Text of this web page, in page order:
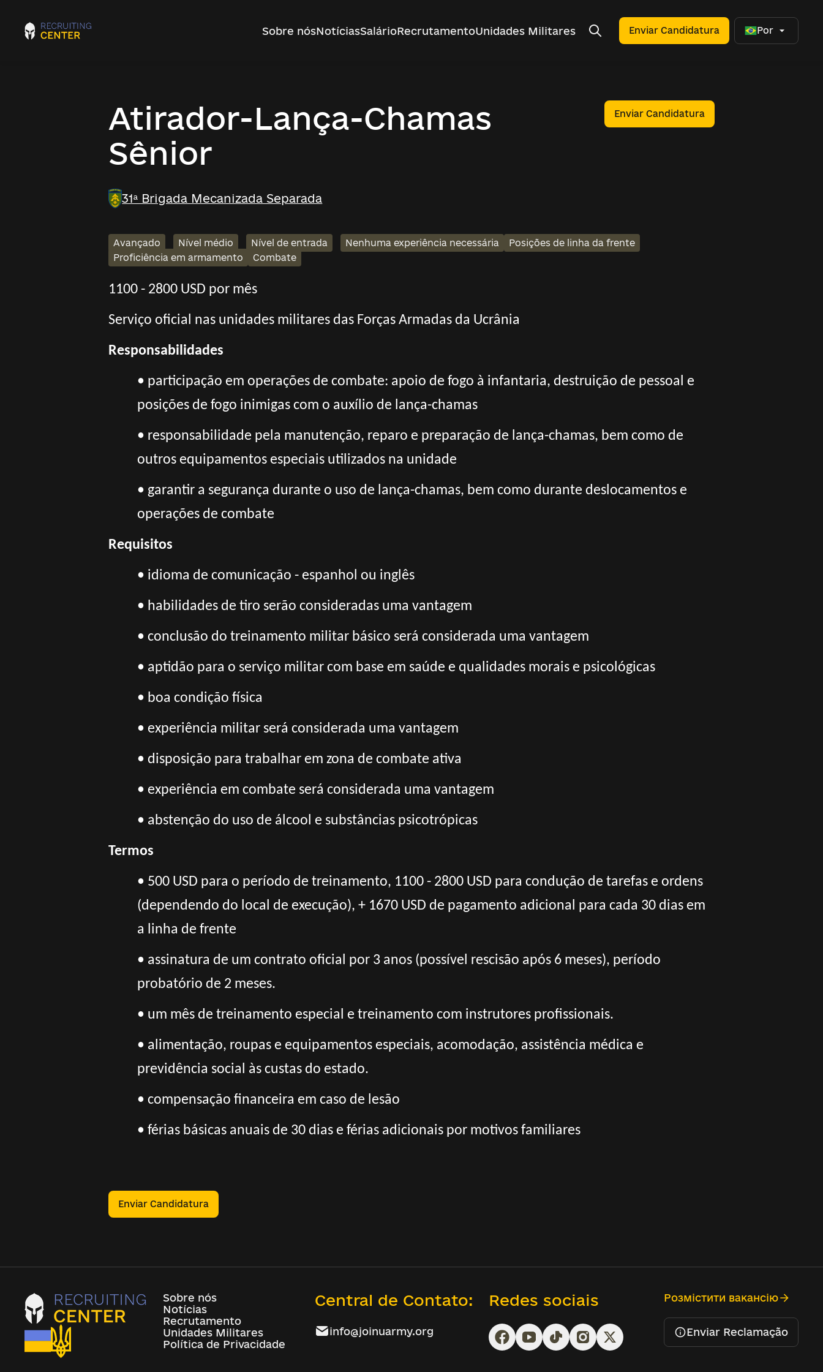
Sobre nósNotíciasSalárioRecrutamentoUnidades Militares Enviar Candidatura Por
Atirador-Lança-Chamas
Sênior
Enviar Candidatura
31ª Brigada Mecanizada Separada
Avançado Nível médio Nível de entrada Nenhuma experiência necessária
Posições de linha da frente
Proficiência em armamento
Combate
1100 - 2800 USD por mês
Serviço oficial nas unidades militares das Forças Armadas da Ucrânia
Responsabilidades
• participação em operações de combate: apoio de fogo à infantaria, destruição de pessoal e
posições de fogo inimigas com o auxílio de lança-chamas
• responsabilidade pela manutenção, reparo e preparação de lança-chamas, bem como de
outros equipamentos especiais utilizados na unidade
• garantir a segurança durante o uso de lança-chamas, bem como durante deslocamentos e
operações de combate
Requisitos
• idioma de comunicação - espanhol ou inglês
• habilidades de tiro serão consideradas uma vantagem
• conclusão do treinamento militar básico será considerada uma vantagem
• aptidão para o serviço militar com base em saúde e qualidades morais e psicológicas
• boa condição física
• experiência militar será considerada uma vantagem
• disposição para trabalhar em zona de combate ativa
• experiência em combate será considerada uma vantagem
• abstenção do uso de álcool e substâncias psicotrópicas
Termos
• 500 USD para o período de treinamento, 1100 - 2800 USD para condução de tarefas e ordens
(dependendo do local de execução), + 1670 USD de pagamento adicional para cada 30 dias em
a linha de frente
• assinatura de um contrato oficial por 3 anos (possível rescisão após 6 meses), período
probatório de 2 meses.
• um mês de treinamento especial e treinamento com instrutores profissionais.
• alimentação, roupas e equipamentos especiais, acomodação, assistência médica e
previdência social às custas do estado.
• compensação financeira em caso de lesão
• férias básicas anuais de 30 dias e férias adicionais por motivos familiares
Enviar Candidatura
Sobre nós
Notícias
Recrutamento
Unidades Militares
Política de Privacidade
Central de Contato:
info@joinuarmy.org
Redes sociais Розмістити вакансію
Enviar Reclamação